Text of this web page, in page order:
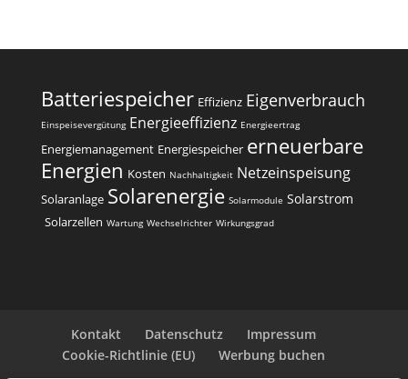
t
i
v
e
:
Batteriespeicher Effizienz Eigenverbrauch
Einspeisevergütung Energieeffizienz Energieertrag
Energiemanagement Energiespeicher erneuerbare
Energien Kosten Nachhaltigkeit Netzeinspeisung
Solaranlage Solarenergie Solarmodule Solarstrom
Solarzellen Wartung Wechselrichter Wirkungsgrad
Kontakt Datenschutz
Impressum
Cookie-Richtlinie (EU)
Werbung buchen